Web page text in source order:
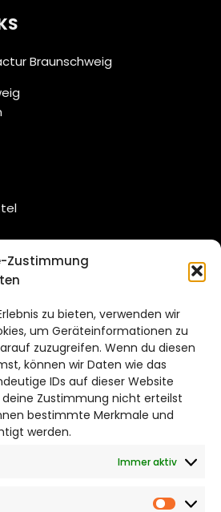
Zustimmung
zu bieten, verwenden wir
um Geräteinformationen zu
zuzugreifen. Wenn du diesen
können wir Daten wie das
IDs auf dieser Website
Zustimmung nicht erteilst
bestimmte Merkmale und
werden.
Immer aktiv
Braunschweig
– 65
FÜR